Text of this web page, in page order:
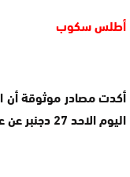
أطلس سكوب
أكدت مصادر موثوقة أن
اليوم الاحد 27 دجنبر عن عمر يناهز 72 سنة.